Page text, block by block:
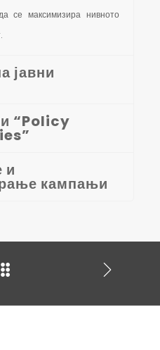
се максимизира нивното
јавни
“Policy
и
кампањи